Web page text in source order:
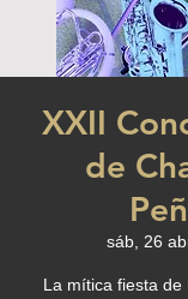
XXII
de
sáb, 26
La mítica fiesta de